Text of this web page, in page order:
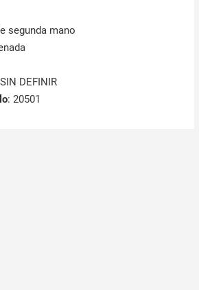
segunda mano
DEFINIR
: 20501